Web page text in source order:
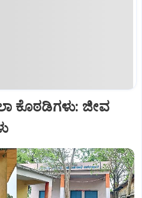
ಕೊಠಡಿಗಳು: ಜೀವ